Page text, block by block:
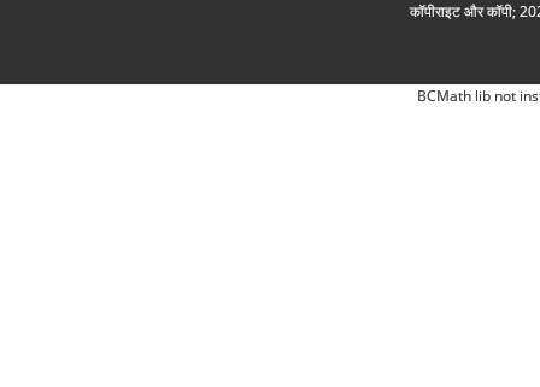
कॉपीराइट और कॉपी;
BCMath lib not